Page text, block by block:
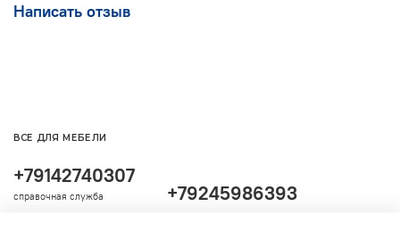
Написать отзыв
+79142740307
справочная служба +79245986393
ВСЕ ДЛЯ МЕБЕЛИ